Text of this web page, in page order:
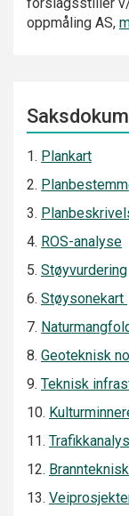
oppmåling AS,
1. Plankart
2.
3.
4. ROS-analyse
5. Støyvurdering
6. Støysonekart
7.
8. Geoteknisk
9. Teknisk
10.
11.
12.
13.